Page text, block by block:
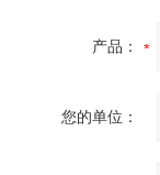
产品：
您的单位：